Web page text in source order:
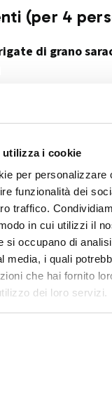
i cookie
per personalizzare
funzionalità dei
traffico.
in cui utilizzi il
si occupano di
media, i quali
che hai fornito
dei loro servizi.
(per 4
di grano
extravergine d’oliva
frescoe
passo
esterne più dure,
a metà, poi a
acidulata con
una pentola di